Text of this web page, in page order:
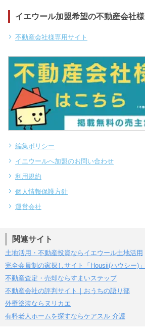
イエウール加盟希望の不動産会社様
不動産会社様専用サイト
編集ポリシー
イエウールへ加盟のお問い合わせ
利用規約
個人情報保護方針
運営会社
関連サイト
土地活用・不動産投資ならイエウール土地活用
完全会員制の家探しサイト「Housii(ハウシー)」
不動産査定・売却ならすまいステップ
不動産会社の評判サイト｜おうちの語り部
外壁塗装ならヌリカエ
有料老人ホームを探すならケアスル 介護